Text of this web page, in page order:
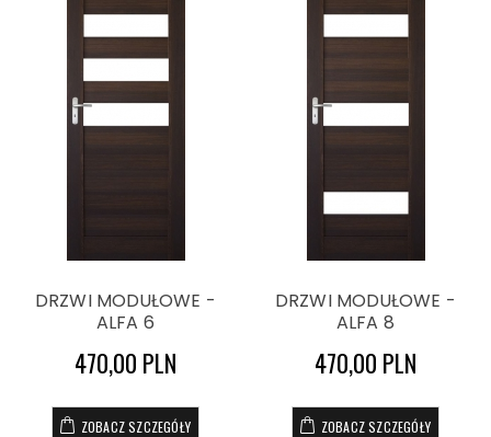
DRZWI MODUŁOWE -
ALFA 6
470,00 PLN
ZOBACZ SZCZEGÓŁY
DRZWI MODUŁOWE -
ALFA 8
470,00 PLN
ZOBACZ SZCZEGÓŁY